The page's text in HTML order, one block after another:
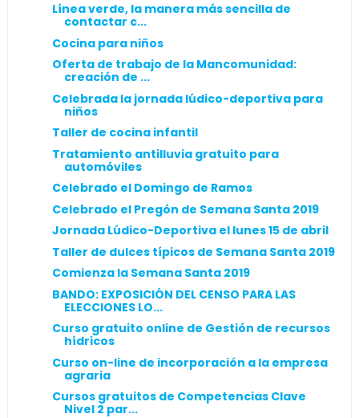
Línea verde, la manera más sencilla de
contactar c...
Cocina para niños
Oferta de trabajo de la Mancomunidad:
creación de ...
Celebrada la jornada lúdico-deportiva para
niños
Taller de cocina infantil
Tratamiento antilluvia gratuito para
automóviles
Celebrado el Domingo de Ramos
Celebrado el Pregón de Semana Santa 2019
Jornada Lúdico-Deportiva el lunes 15 de abril
Taller de dulces típicos de Semana Santa 2019
Comienza la Semana Santa 2019
BANDO: EXPOSICIÓN DEL CENSO PARA LAS
ELECCIONES LO...
Curso gratuito online de Gestión de recursos
hídricos
Curso on-line de incorporación a la empresa
agraria
Cursos gratuitos de Competencias Clave
Nivel 2 par...